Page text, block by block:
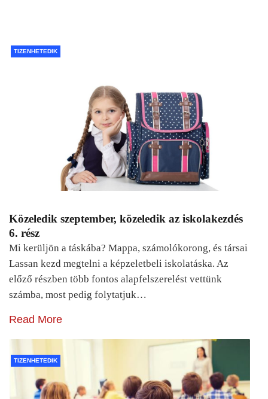
TIZENHETEDIK
Közeledik szeptember, közeledik az iskolakezdés
6. rész
Mi kerüljön a táskába? Mappa, számolókorong, és társai
Lassan kezd megtelni a képzeletbeli iskolatáska. Az
előző részben több fontos alapfelszerelést vettünk
számba, most pedig folytatjuk…
Read More
TIZENHETEDIK